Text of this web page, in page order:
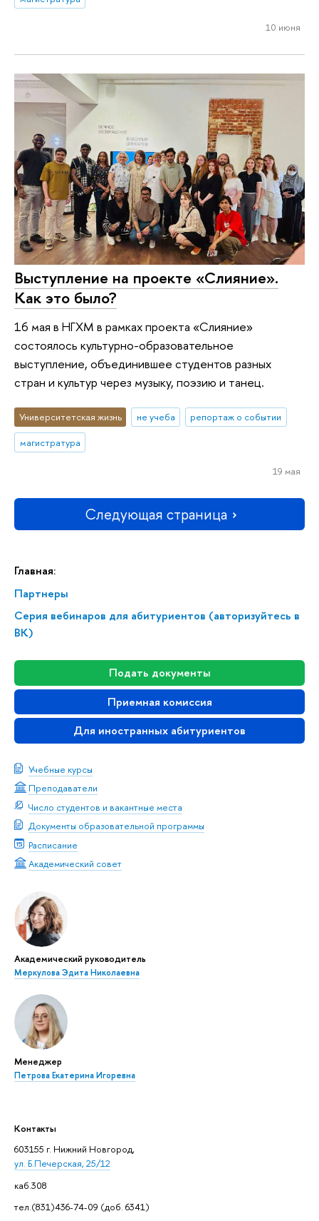
Главная:
Партнеры
Серия вебинаров для абитуриентов (авторизуйтесь в
ВК)
Подать документы
Приемная комиссия
Для иностранных абитуриентов
Учебные курсы
Преподаватели
Число студентов и вакантные места
Документы образовательной программы
Расписание
Академический совет
Академический руководитель
Меркулова Эдита Николаевна
Менеджер
Петрова Екатерина Игоревна
Контакты
603155 г. Нижний Новгород,
ул. Б.Печерская, 25/12
каб.308
тел.(831)436-74-09 (доб. 6341)
10 июня
Выступление на проекте «Слияние».
Как это было?
16 мая в НГХМ в рамках проекта «Слияние»
состоялось культурно-образовательное
выступление, объединившее студентов разных
стран и культур через музыку, поэзию и танец.
Университетская жизнь не учеба
репортаж о событии
магистратура
19 мая
Следующая страница